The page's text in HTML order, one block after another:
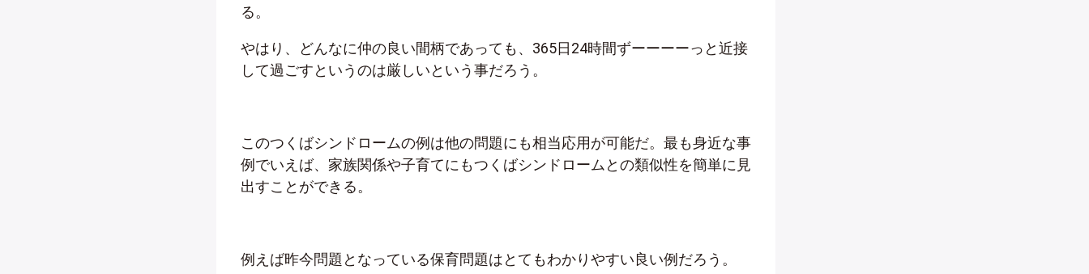
る。
やはり、どんなに仲の良い間柄であっても、 365日24時間ずーーーーっと近接
して過ごすというのは厳しいという事だろう。
このつくばシンドロームの例は他の問題にも相当応用が可能だ。最も身近な事
例でいえば、家族関係や子育てにもつくばシンドロームとの類似性を簡単に見
出すことができる。
例えば昨今問題となっている保育問題はとてもわかりやすい良い例だろう。